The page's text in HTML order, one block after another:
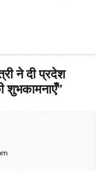
ने दी प्रदेश
शुभकामनाएँ”